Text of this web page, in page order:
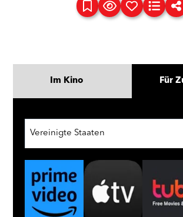
Im Kino Für
Vereinigte Staaten